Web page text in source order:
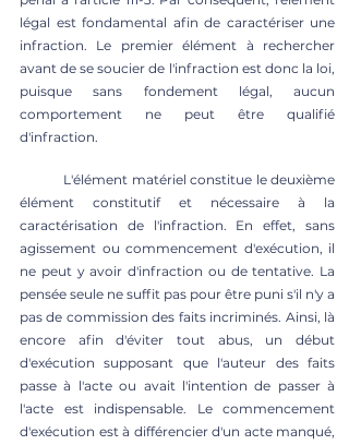
légal est fondamental afin de caractériser une
infraction. Le premier élément à rechercher
avant de se soucier de l'infraction est donc la loi,
puisque sans fondement légal, aucun
comportement ne peut être qualifié
d'infraction.
élément constitutif et nécessaire à la
caractérisation de l'infraction. En effet, sans
agissement ou commencement d'exécution, il
ne peut y avoir d'infraction ou de tentative. La
pensée seule ne suffit pas pour être puni s'il n'y a
pas de commission des faits incriminés. Ainsi, là
encore afin d'éviter tout abus, un début
d'exécution supposant que l'auteur des faits
passe à l'acte ou avait l'intention de passer à
l'acte est indispensable. Le commencement
d'exécution est à différencier d'un acte manqué,